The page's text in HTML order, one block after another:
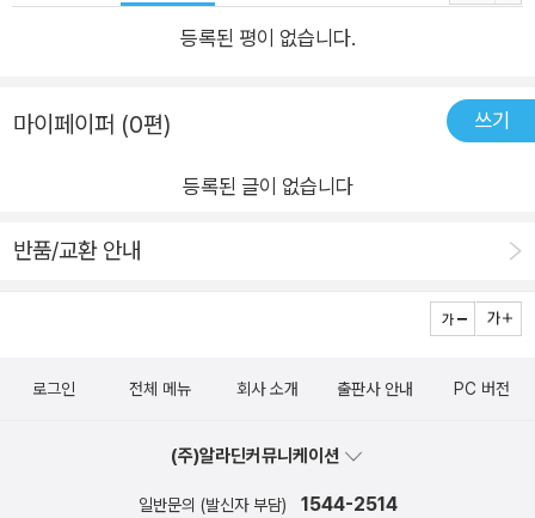
등록된 평이 없습니다.
마이페이퍼 (0편) 쓰기
등록된 글이 없습니다
반품/교환 안내
로그인 전체 메뉴 회사 소개 출판사 안내 PC 버전
(주)알라딘커뮤니케이션
일반문의 (발신자 부담) 1544-2514